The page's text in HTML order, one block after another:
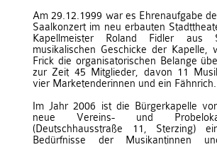
Am 29.12.1999 war es Ehrenaufgabe
Saalkonzert im neu erbauten
Kapellmeister Roland Fidler aus
musikalischen Geschicke der Kapelle,
Frick die organisatorischen Belange
zur Zeit 45 Mitglieder, davon 11
vier Marketenderinnen und ein Fähnrich.
Im Jahr 2006 ist die Bürgerkapelle
neue Vereins- und
(Deutschhausstraße 11, Sterzing)
Bedürfnisse der Musikantinnen